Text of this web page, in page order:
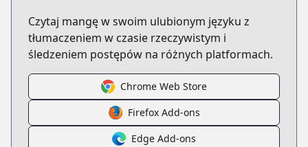
Czytaj mangę w swoim ulubionym języku z
tłumaczeniem w czasie rzeczywistym i
śledzeniem postępów na różnych platformach.
Chrome Web Store
Firefox Add-ons
Edge Add-ons